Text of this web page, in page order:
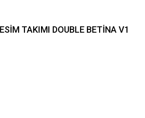
TAKIMI DOUBLE BETİNA V1